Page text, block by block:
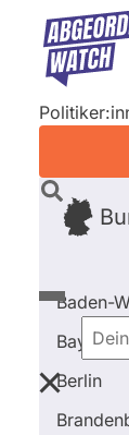
Direkt
Inhalt
Baden-
Bayern
BerlinSuche
Startseite